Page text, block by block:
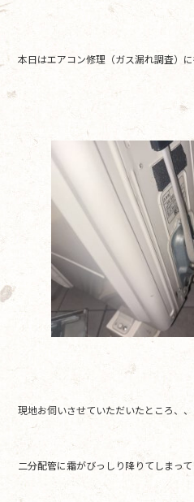
k
本日はエアコン修理（ガス漏れ調査）に
現地お伺いさせていただいたところ、、
二分配管に霜がびっしり降りてしまって